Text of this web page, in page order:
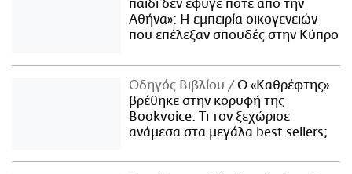
παιδί δεν έφυγε ποτέ από την
Αθήνα»: Η εμπειρία οικογενειών
που επέλεξαν σπουδές στην Κύπρο
Οδηγός Βιβλίου
Ο «Καθρέφτης»
βρέθηκε στην κορυφή της
Bookvoice. Τι τον ξεχώρισε
ανάμεσα στα μεγάλα best sellers;